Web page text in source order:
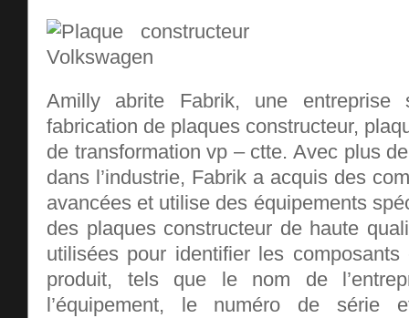
Amilly abrite Fabrik, une entreprise
fabrication de plaques constructeur,
de transformation vp – ctte. Avec plus
dans l’industrie, Fabrik a acquis des
avancées et utilise des équipements
des plaques constructeur de haute
utilisées pour identifier les composants
produit, tels que le nom de
l’équipement, le numéro de série